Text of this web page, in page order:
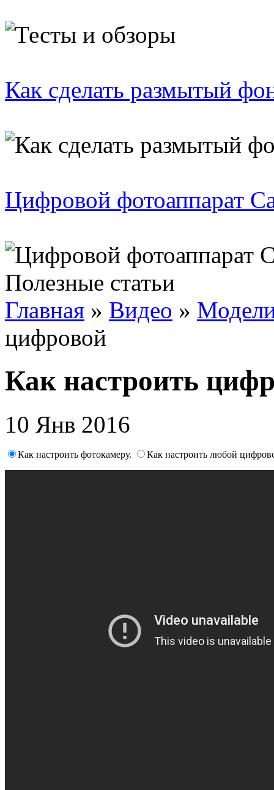
Как сделать размытый
Цифровой фотоаппарат
Полезные статьи
Главная » Видео »
цифровой
Как настроить
10 Янв 2016
Как настроить фотокамеру. Как настроить любой